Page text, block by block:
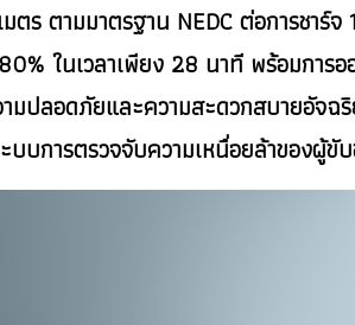
ร ตามมาตรฐาน NEDC ต่อการชาร์
ในเวลาเพียง 28 นาที พร้อมกา
ปลอดภัยและความสะดวกสบายอัจ
บการตรวจจับความเหนื่อยล้าของผู้ขั